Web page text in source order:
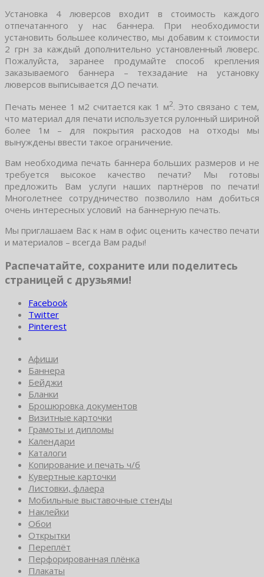
Установка 4 люверсов входит в стоимость каждого
отпечатанного у нас баннера. При необходимости
установить большее количество, мы добавим к стоимости
2 грн за каждый дополнительно установленный люверс.
Пожалуйста, заранее продумайте способ крепления
заказываемого баннера – техзадание на установку
люверсов выписывается ДО печати.
Печать менее 1 м2 считается как 1 м2. Это связано с тем,
что материал для печати используется рулонный шириной
более 1м – для покрытия расходов на отходы мы
вынуждены ввести такое ограничение.
Вам необходима печать баннера больших размеров и не
требуется высокое качество печати? Мы готовы
предложить Вам услуги наших партнёров по печати!
Многолетнее сотрудничество позволило нам добиться
очень интересных условий на баннерную печать.
Мы приглашаем Вас к нам в офис оценить качество печати
и материалов – всегда Вам рады!
Распечатайте, сохраните или поделитесь
страницей с друзьями!
Facebook
Twitter
Pinterest
Афиши
Баннера
Бейджи
Бланки
Брошюровка документов
Визитные карточки
Грамоты и дипломы
Календари
Каталоги
Копирование и печать ч/б
Кувертные карточки
Листовки, флаера
Мобильные выставочные стенды
Наклейки
Обои
Открытки
Переплёт
Перфорированная плёнка
Плакаты